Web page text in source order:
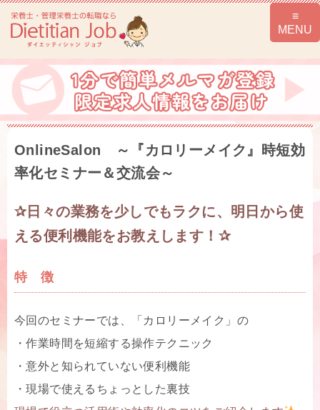
OnlineSalon ～『カロリーメイク』時短効
率化セミナー＆交流会～
✰日々の業務を少しでもラクに、明日から使
える便利機能をお教えします！✰
特 徴
今回のセミナーでは、「カロリーメイク」の
・作業時間を短縮する操作テクニック
・意外と知られていない便利機能
・現場で使えるちょっとした裏技